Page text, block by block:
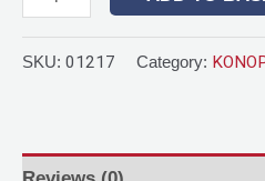
SKU: 01217 Category: